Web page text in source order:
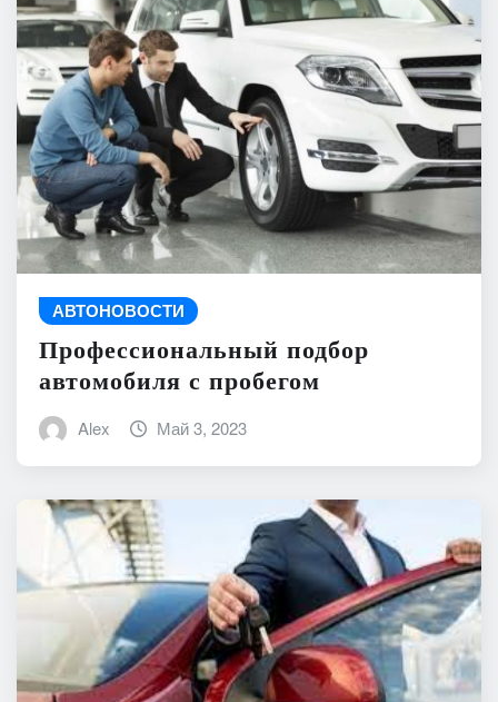
АВТОНОВОСТИ
Профессиональный подбор
автомобиля с пробегом
Alex Май 3, 2023